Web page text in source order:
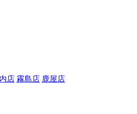
店 霧島店 鹿屋店